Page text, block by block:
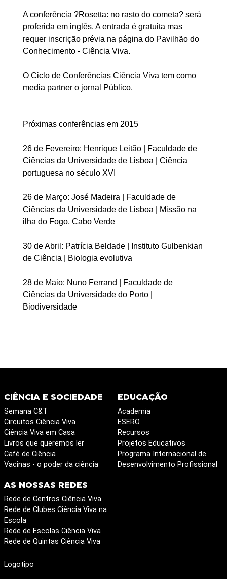
A conferência ?Rosetta: no rasto do cometa? será
proferida em inglês. A entrada é gratuita mas
requer inscrição prévia na página do Pavilhão do
Conhecimento - Ciência Viva.
O Ciclo de Conferências Ciência Viva tem como
media partner o jornal Público.
Próximas conferências em 2015
26 de Fevereiro: Henrique Leitão | Faculdade de
Ciências da Universidade de Lisboa | Ciência
portuguesa no século XVI
26 de Março: José Madeira | Faculdade de
Ciências da Universidade de Lisboa | Missão na
ilha do Fogo, Cabo Verde
30 de Abril: Patrícia Beldade | Instituto Gulbenkian
de Ciência | Biologia evolutiva
28 de Maio: Nuno Ferrand | Faculdade de
Ciências da Universidade do Porto |
Biodiversidade
CIÊNCIA E SOCIEDADE
Semana C&T
Circuitos Ciência Viva
Ciência Viva em Casa
Livros que queremos ler
Café de Ciência
Vacinas - o poder da ciência
EDUCAÇÃO
Academia
ESERO
Recursos
Projetos Educativos
Programa Internacional de
Desenvolvimento Profissional
AS NOSSAS REDES
Rede de Centros Ciência Viva
Rede de Clubes Ciência Viva na
Escola
Rede de Escolas Ciência Viva
Rede de Quintas Ciência Viva
Logotipo